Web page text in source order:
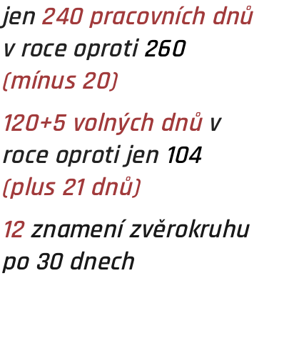
jen 240 pracovních dnů
v roce oproti260
(mínus 20)
120+5 volných dnů v
roce oproti jen 104
(plus 21 dnů)
12znamení zvěrokruhu
po 30 dnech